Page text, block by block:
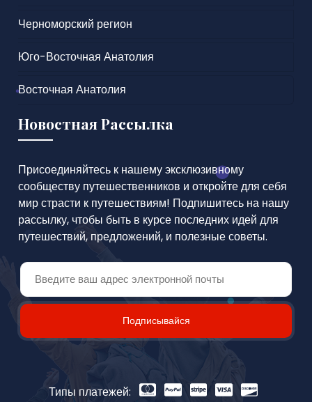
Черноморский регион
Юго-Восточная Анатолия
Восточная Анатолия
Новостная Рассылка
Присоединяйтесь к нашему эксклюзивному
сообществу путешественников и откройте для себя
мир страсти к путешествиям! Подпишитесь на нашу
рассылку, чтобы быть в курсе последних идей для
путешествий, предложений, и полезные советы.
Подписывайся
Типы платежей: